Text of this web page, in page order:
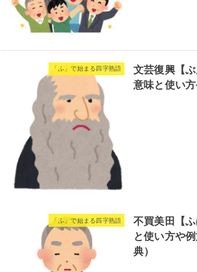
「ふ」で始まる四字熟語
文芸復興【
意味と使い方
「ふ」で始まる四字熟語
不買美田【
と使い方や
典）